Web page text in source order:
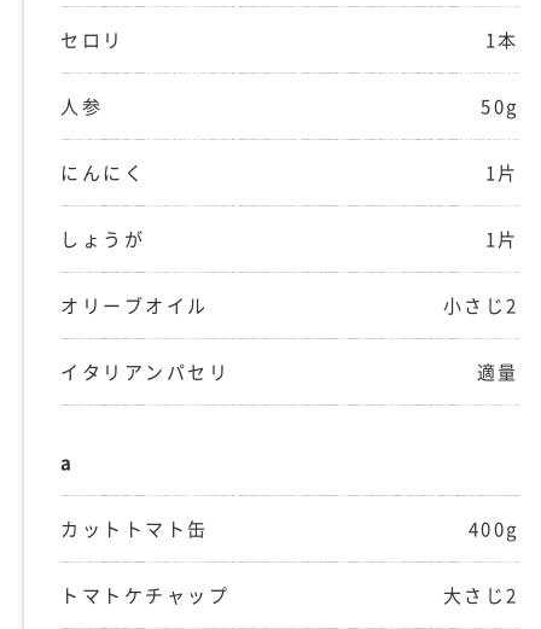
セロリ 1本
人参 50g
にんにく 1片
しょうが 1片
オリーブオイル 小さじ2
イタリアンパセリ 適量
a
カットトマト缶 400g
トマトケチャップ 大さじ2